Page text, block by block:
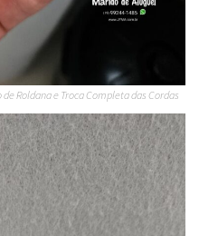
Roldana e Troca Completa das Cordas